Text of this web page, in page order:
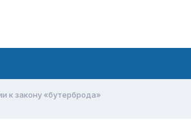
к закону «бутерброда»